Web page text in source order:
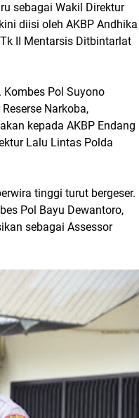
sebagai Wakil Direktur
diisi oleh AKBP Andhika
II Mentarsis Ditbintarlat
Pol Suyono
Narkoba,
kepada AKBP Endang
Lalu Lintas Polda
tinggi turut bergeser.
Pol Bayu Dewantoro,
sebagai Assessor